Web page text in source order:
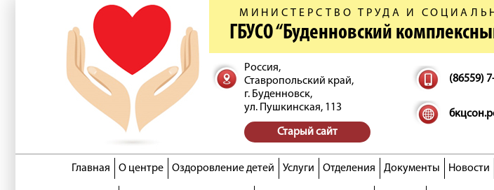
МИНИСТЕРСТВО ТРУДА И
ГБУСО “Буденновский
Россия,
Ставропольский край,
г. Буденновск,
ул. Пушкинская, 113
Старый сайт
(86559)
Главная О центре Оздоровление детей Услуги Отделения Документы Новости